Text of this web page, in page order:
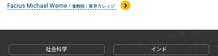
Facius Michael Werne / 准教授 / 東京カレッジ
社会科学 インド